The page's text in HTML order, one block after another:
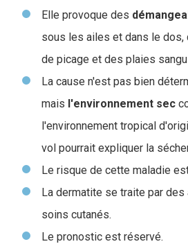
Elle provoque des
sous les ailes et dans le
de picage et des plaies
La cause n'est pas bien
mais l'environnement sec
l'environnement tropical
vol pourrait expliquer la
Le risque de cette maladie
La dermatite se traite par
soins cutanés.
Le pronostic est réservé.